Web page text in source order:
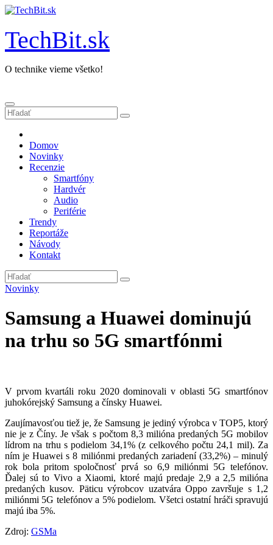
Prejsť
obsah
TechBit.sk
O technike vieme všetko!
Domov
Novinky
Recenzie
Smartfóny
Hardvér
Audio
Periférie
Trendy
Reportáže
Návody
Kontakt
Novinky
Samsung a Huawei dominujú
na trhu so 5G smartfónmi
V prvom kvartáli roku 2020 dominovali v oblasti 5G smartfónov
juhokórejský Samsung a čínsky Huawei.
Zaujímavosťou tiež je, že Samsung je jediný výrobca v TOP5, ktorý
nie je z Číny. Je však s počtom 8,3 milióna predaných 5G mobilov
lídrom na trhu s podielom 34,1% (z celkového počtu 24,1 mil). Za
ním je Huawei s 8 miliónmi predaných zariadení (33,2%) – minulý
rok bola pritom spoločnosť prvá so 6,9 miliónmi 5G telefónov.
Ďalej sú to Vivo a Xiaomi, ktoré majú predaje 2,9 a 2,5 milióna
predaných kusov. Päticu výrobcov uzatvára Oppo završuje s 1,2
miliónmi 5G telefónov a 5% podielom. Všetci ostatní hráči spravujú
majú iba 5%.
Zdroj: GSMa